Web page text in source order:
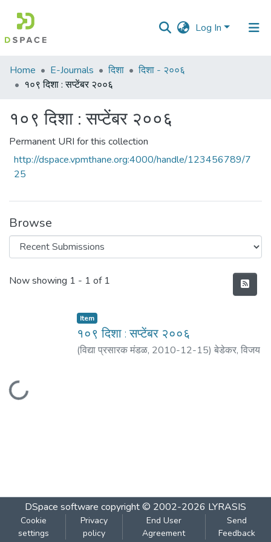
Log In
Communities
&
All of DSpace
Statistics
Home E-Journals दिशा
दिशा - २००६
१०९ दिशा : सप्टेंबर २००६
१०९ दिशा : सप्टेंबर २००६
Permanent URI for this collection
http://dspace.vpmthane.org:4000/handle/123456789/7
25
Browse
Recent Submissions
Now showing 1 - 1 of 1
Loading...
Item
१०९ दिशा : सप्टेंबर २००६
(विद्या प्रसारक मंडळ, 2010-12-15) बेडेकर, विजय
DSpace software copyright © 2002-2026 LYRASIS
Cookie
settings
Privacy
policy
End User
Agreement
Send
Feedback